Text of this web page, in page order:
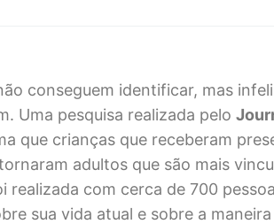
conseguem identificar, mas
Uma pesquisa realizada pelo
que crianças que receberam
adultos que são mais
realizada com cerca de 700
sua vida atual e sobre a